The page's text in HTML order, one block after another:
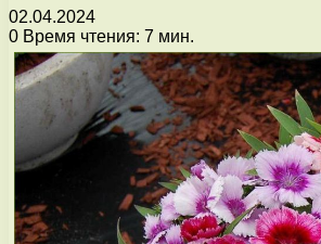
02.04.2024
0 Время чтения: 7 мин.